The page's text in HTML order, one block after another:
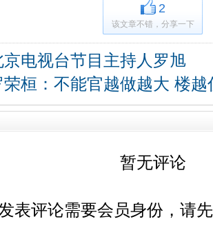
2
该文章不错，分享一下
京电视台节目主持人罗旭
荣桓：不能官越做越大 楼越
暂无评论
表评论需要会员身份，请